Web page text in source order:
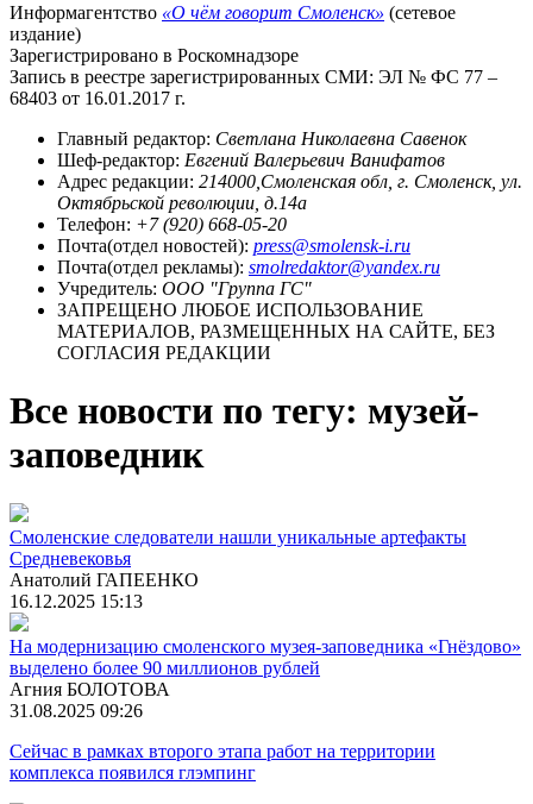
Информагентство «О чём говорит Смоленск» (сетевое
издание)
Зарегистрировано в Роскомнадзоре
Запись в реестре зарегистрированных СМИ: ЭЛ № ФС 77 –
68403 от 16.01.2017 г.
Главный редактор: Светлана Николаевна Савенок
Шеф-редактор: Евгений Валерьевич Ванифатов
Адрес редакции: 214000,Смоленская обл, г. Смоленск, ул.
Октябрьской революции, д.14а
Телефон: +7 (920) 668-05-20
Почта(отдел новостей): press@smolensk-i.ru
Почта(отдел рекламы): smolredaktor@yandex.ru
Учредитель: ООО "Группа ГС"
ЗАПРЕЩЕНО ЛЮБОЕ ИСПОЛЬЗОВАНИЕ
МАТЕРИАЛОВ, РАЗМЕЩЕННЫХ НА САЙТЕ, БЕЗ
СОГЛАСИЯ РЕДАКЦИИ
Все новости по тегу: музей-
заповедник
Смоленские следователи нашли уникальные артефакты
Средневековья
Анатолий ГАПЕЕНКО
16.12.2025 15:13
На модернизацию смоленского музея-заповедника «Гнёздово»
выделено более 90 миллионов рублей
Агния БОЛОТОВА
31.08.2025 09:26
Сейчас в рамках второго этапа работ на территории
комплекса появился глэмпинг